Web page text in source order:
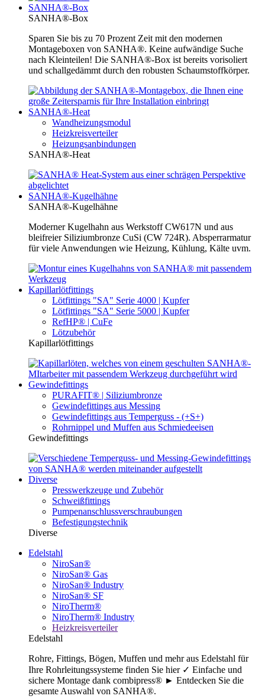
SANHA®-Box
SANHA®-Box
Sparen Sie bis zu 70 Prozent Zeit mit den modernen
Montageboxen von SANHA®. Keine aufwändige Suche
nach Kleinteilen! Die SANHA®-Box ist bereits vorisoliert
und schallgedämmt durch den robusten Schaumstoffkörper.
SANHA®-Heat
Wandheizungsmodul
Heizkreisverteiler
Heizungsanbindungen
SANHA®-Heat
SANHA®-Kugelhähne
SANHA®-Kugelhähne
Moderner Kugelhahn aus Werkstoff CW617N und aus
bleifreier Siliziumbronze CuSi (CW 724R). Absperrarmatur
für viele Anwendungen wie Heizung, Kühlung, Kälte uvm.
Kapillarlötfittings
Lötfittings "SA" Serie 4000 | Kupfer
Lötfittings "SA" Serie 5000 | Kupfer
RefHP® | CuFe
Lötzubehör
Kapillarlötfittings
Gewindefittings
PURAFIT® | Siliziumbronze
Gewindefittings aus Messing
Gewindefittings aus Temperguss - (+S+)
Rohrnippel und Muffen aus Schmiedeeisen
Gewindefittings
Diverse
Presswerkzeuge und Zubehör
Schweißfittings
Pumpenanschlussverschraubungen
Befestigungstechnik
Diverse
Edelstahl
NiroSan®
NiroSan® Gas
NiroSan® Industry
NiroSan® SF
NiroTherm®
NiroTherm® Industry
Heizkreisverteiler
Edelstahl
Rohre, Fittings, Bögen, Muffen und mehr aus Edelstahl für
Ihre Rohrleitungssysteme finden Sie hier ✓ Einfache und
sichere Montage dank combipress® ► Entdecken Sie die
gesamte Auswahl von SANHA®.